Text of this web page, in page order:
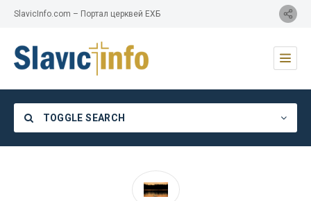
SlavicInfo.com – Портал церквей ЕХБ
TOGGLE SEARCH